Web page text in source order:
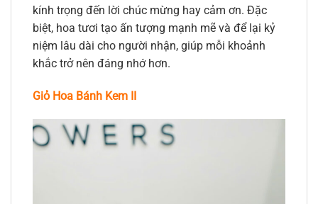
kính trọng đến lời chúc mừng hay cảm ơn. Đặc
biệt, hoa tươi tạo ấn tượng mạnh mẽ và để lại kỷ
niệm lâu dài cho người nhận, giúp mỗi khoảnh
khắc trở nên đáng nhớ hơn.
Giỏ Hoa Bánh Kem II